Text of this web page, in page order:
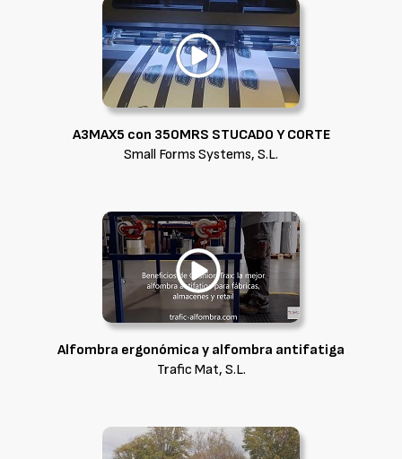
A3MAX5 con 350MRS STUCADO Y CORTE
Small Forms Systems, S.L.
Alfombra ergonómica y alfombra antifatiga
Trafic Mat, S.L.